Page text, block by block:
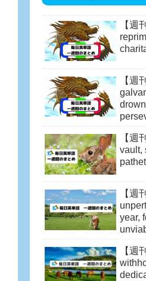
【週
【週
【週
vault,
【週
year,
【週